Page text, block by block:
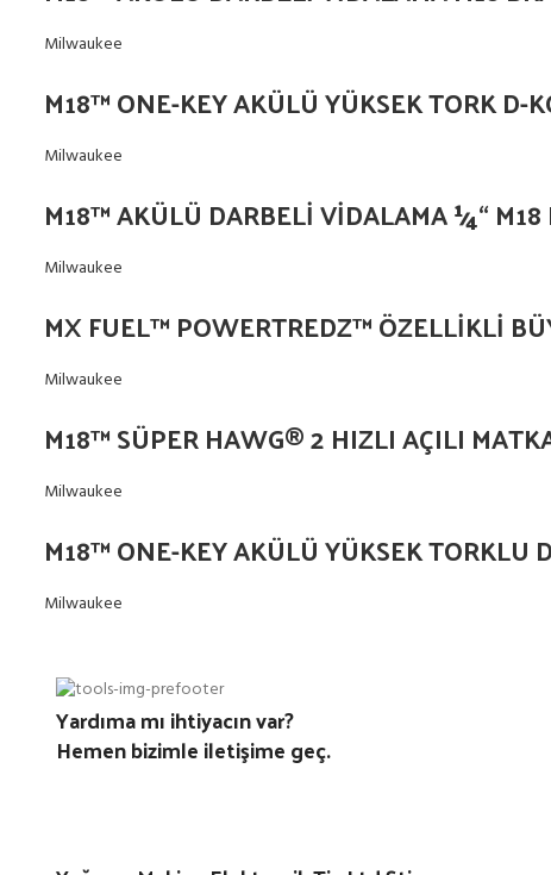
Milwaukee
M18™ ONE-KEY AKÜLÜ YÜKSEK TORK D-
Milwaukee
M18™ AKÜLÜ DARBELİ VİDALAMA 1⁄4“
Milwaukee
MX FUEL™ POWERTREDZ™ ÖZELLİKLİ
Milwaukee
M18™ SÜPER HAWG® 2 HIZLI AÇILI
Milwaukee
M18™ ONE-KEY AKÜLÜ YÜKSEK
Milwaukee
Yardıma mı ihtiyacın var?
Hemen bizimle iletişime geç.